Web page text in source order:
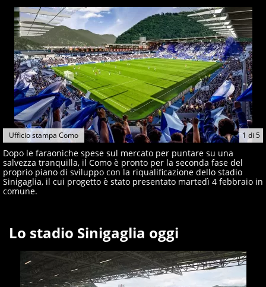
1 di 5
Ufficio stampa Como
Dopo le faraoniche spese sul mercato per puntare su una
salvezza tranquilla, il Como è pronto per la seconda fase del
proprio piano di sviluppo con la riqualificazione dello stadio
Sinigaglia, il cui progetto è stato presentato martedì 4 febbraio in
comune.
Lo stadio Sinigaglia oggi